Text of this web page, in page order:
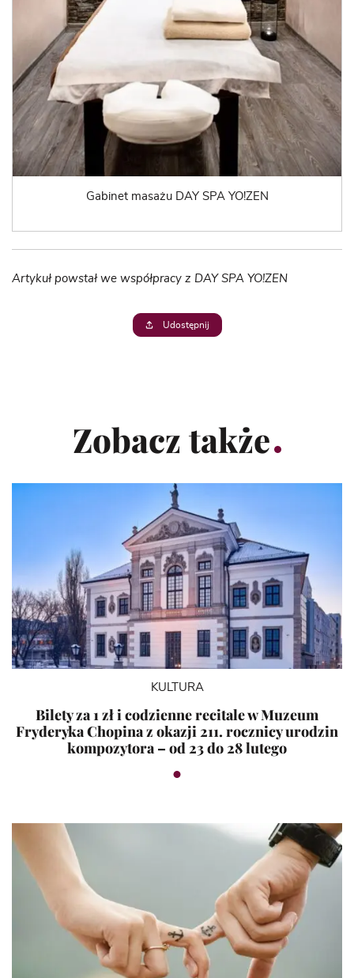
Gabinet masażu DAY SPA YO!ZEN
Artykuł powstał we współpracy z DAY SPA YO!ZEN
Udostępnij
Zobacz także
KULTURA
Bilety za 1 zł i codzienne recitale w Muzeum
Fryderyka Chopina z okazji 211. rocznicy urodzin
kompozytora – od 23 do 28 lutego